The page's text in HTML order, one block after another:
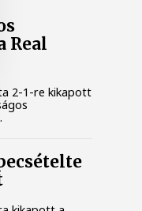
Real
2-1-re kikapott